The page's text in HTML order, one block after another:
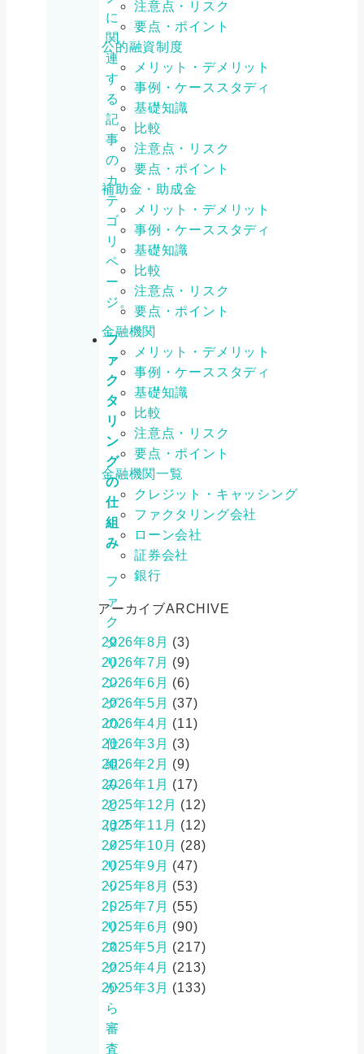
に
関
連
す
る
記
事
の
カ
テ
ゴ
リ
ペ
ー
ジ。
フ
ァ
ク
タ
リ
ン
グ
の
仕
組
み
フ
ァ
ク
タ
リ
ン
グ
の
仕
組
み
と
は？
メ
リ
ッ
ト・
リ
ス
ク
か
ら
審
査
注意点・リスク
要点・ポイント
公的融資制度
メリット・デメリット
事例・ケーススタディ
基礎知識
比較
注意点・リスク
要点・ポイント
補助金・助成金
メリット・デメリット
事例・ケーススタディ
基礎知識
比較
注意点・リスク
要点・ポイント
金融機関
メリット・デメリット
事例・ケーススタディ
基礎知識
比較
注意点・リスク
要点・ポイント
金融機関一覧
クレジット・キャッシング
ファクタリング会社
ローン会社
証券会社
銀行
アーカイブARCHIVE
2026年8月 (3)
2026年7月 (9)
2026年6月 (6)
2026年5月 (37)
2026年4月 (11)
2026年3月 (3)
2026年2月 (9)
2026年1月 (17)
2025年12月 (12)
2025年11月 (12)
2025年10月 (28)
2025年9月 (47)
2025年8月 (53)
2025年7月 (55)
2025年6月 (90)
2025年5月 (217)
2025年4月 (213)
2025年3月 (133)